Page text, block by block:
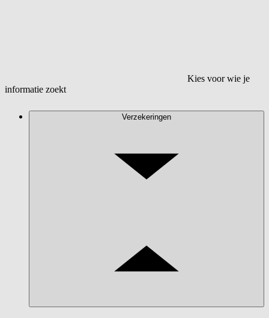
Kies voor wie je
informatie zoekt
Verzekeringen